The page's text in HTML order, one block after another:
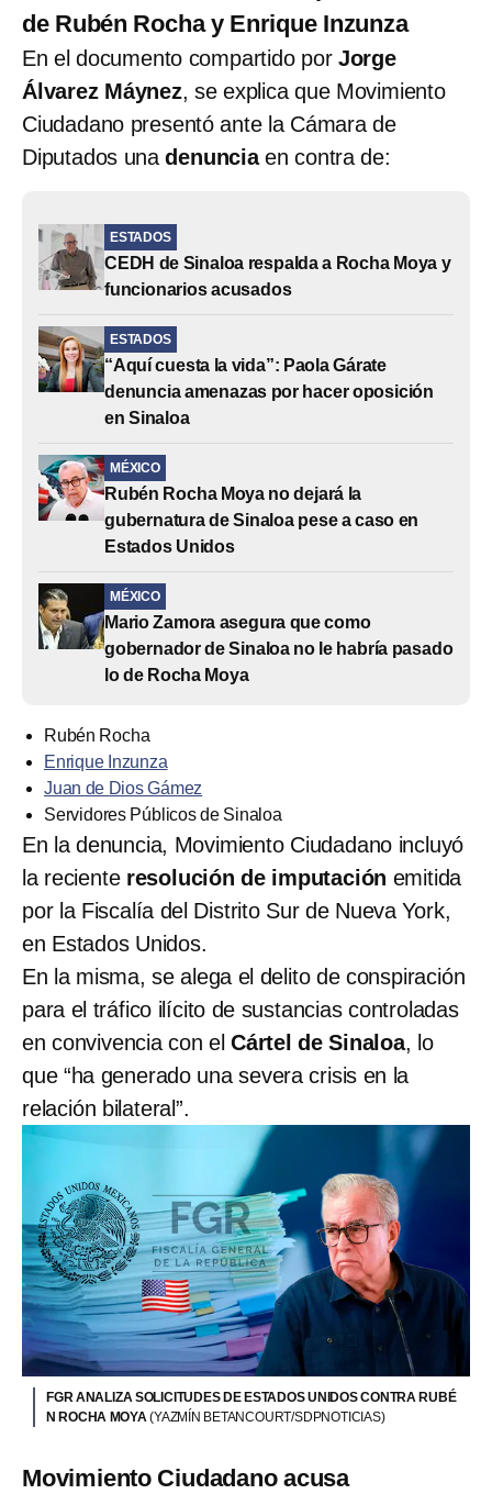
de Rubén Rocha y Enrique Inzunza
En el documento compartido por Jorge
Álvarez Máynez, se explica que Movimiento
Ciudadano presentó ante la Cámara de
Diputados unadenunciaen contra de:
ESTADOS
CEDH de Sinaloa respalda a Rocha Moya y
funcionarios acusados
ESTADOS
“Aquí cuesta la vida”: Paola Gárate
denuncia amenazas por hacer oposición
en Sinaloa
MÉXICO
Rubén Rocha Moya no dejará la
gubernatura de Sinaloa pese a caso en
Estados Unidos
MÉXICO
Mario Zamora asegura que como
gobernador de Sinaloa no le habría pasado
lo de Rocha Moya
Rubén Rocha
Enrique Inzunza
Juan de Dios Gámez
Servidores Públicos de Sinaloa
En la denuncia, Movimiento Ciudadano incluyó
la reciente resolución de imputación emitida
por la Fiscalía del Distrito Sur de Nueva York,
en Estados Unidos.
En la misma, se alega el delito de conspiración
para el tráfico ilícito de sustancias controladas
en convivencia con elCártel de Sinaloa, lo
que “ha generado una severa crisis en la
relación bilateral”.
FGR ANALIZA SOLICITUDES DE ESTADOS UNIDOS CONTRA RUBÉ
N ROCHA MOYA(YAZMÍN BETANCOURT/SDPNOTICIAS)
Movimiento Ciudadano acusa